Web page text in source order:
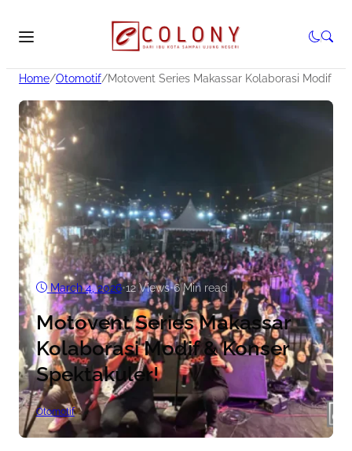
Home/Otomotif/Motovent Series Makassar Kolaborasi Modif &
March 4, 2026•12Views•6 Min read
Motovent Series Makassar
Kolaborasi Modif & Konser
Spektakuler!
Otomotif